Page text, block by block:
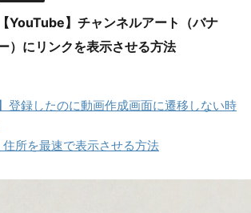
【YouTube】チャンネルアート（バナ
）にリンクを表示させる方法
登録したのに動画作成画面に遷移しない時
住所を最速で表示させる方法